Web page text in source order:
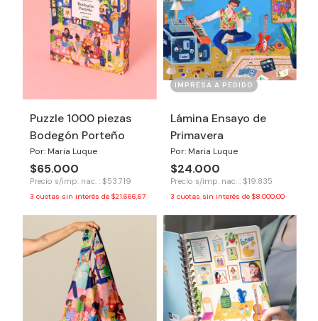
Puzzle 1000 piezas
Bodegón Porteño
Por: Maria Luque
$65.000
Precio s/imp. nac. : $53.719
3 cuotas sin interés de $21.666,67
IMPRESA A PEDIDO
Lámina Ensayo de
Primavera
Por: Maria Luque
$24.000
Precio s/imp. nac. : $19.835
3 cuotas sin interés de $8.000,00